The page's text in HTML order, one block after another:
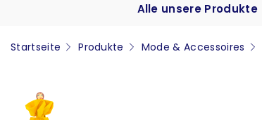
Alle unsere Produkte
Startseite Produkte Mode & Accessoires